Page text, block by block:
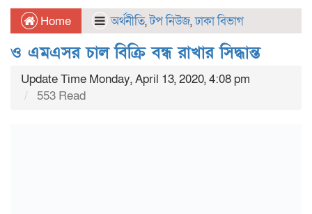
Home অর্থনীতি,টপ নিউজ,ঢাকা বিভাগ
ও এমএসর চাল বিক্রি বন্ধ রাখার সিদ্ধান্ত
Update Time Monday, April 13, 2020, 4:08 pm
553 Read